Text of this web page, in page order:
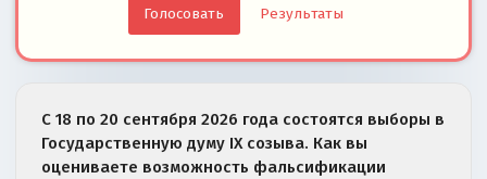
Результаты
С 18 по 20 сентября 2026 года состоятся выборы в
Государственную думу IX созыва. Как вы
оцениваете возможность фальсификации